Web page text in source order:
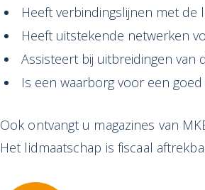
Heeft verbindingslijnen met de
Heeft uitstekende netwerken
Assisteert bij uitbreidingen
Is een waarborg voor een
Ook ontvangt u magazines van
Het lidmaatschap is fiscaal